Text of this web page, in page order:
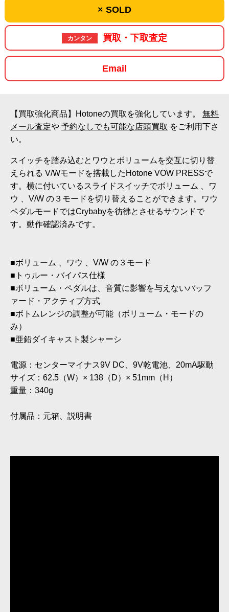
× SOLD
カンタン 買取・下取査定
Email
【買取強化商品】Hotoneの買取を強化しています。 無料
メール査定や 予約なしでも可能な店頭買取 をご利用下さ
い。
スイッチを踏み込むとワウとボリュームを交互に切り替
えられる V/Wモードを搭載したHotone VOW PRESSで
す。横に付いているスライドスイッチでボリューム 、ワ
ウ 、V/W の３モードを切り替えることができます。ワウ
ペダルモードではCrybabyを彷彿とさせるサウンドで
す。動作確認済みです。
■ボリューム 、ワウ 、V/W の３モード
■トゥルー・バイパス仕様
■ボリューム・ペダルは、音質に影響を与えないバッフ
ァード・アクティブ方式
■ボトムレンジの調整が可能（ボリューム・モードの
み）
■亜鉛ダイキャスト製シャーシ
電源：センターマイナス9V DC、9V乾電池、20mA駆動
サイズ：62.5（W）× 138（D）× 51mm（H）
重量：340g
付属品：元箱、説明書